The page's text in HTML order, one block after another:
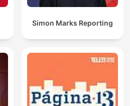
Simon Marks Reporting